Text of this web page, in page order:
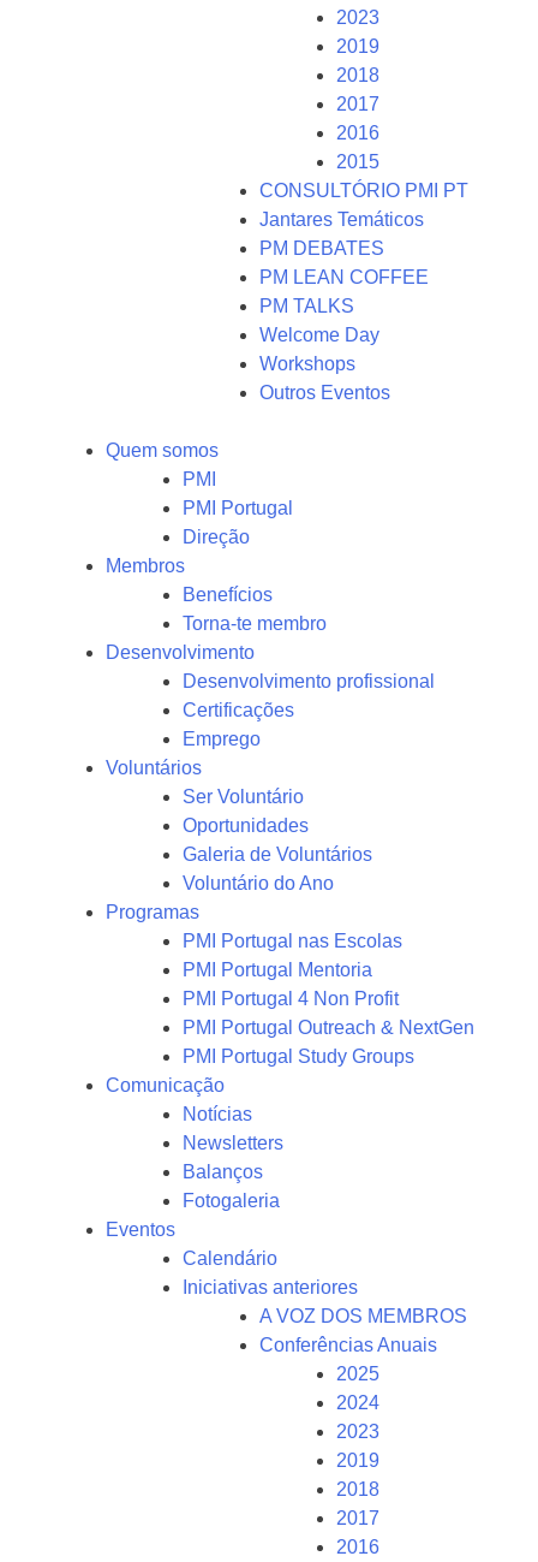
2023
2019
2018
2017
2016
2015
CONSULTÓRIO PMI PT
Jantares Temáticos
PM DEBATES
PM LEAN COFFEE
PM TALKS
Welcome Day
Workshops
Outros Eventos
Quem somos
PMI
PMI Portugal
Direção
Membros
Benefícios
Torna-te membro
Desenvolvimento
Desenvolvimento profissional
Certificações
Emprego
Voluntários
Ser Voluntário
Oportunidades
Galeria de Voluntários
Voluntário do Ano
Programas
PMI Portugal nas Escolas
PMI Portugal Mentoria
PMI Portugal 4 Non Profit
PMI Portugal Outreach & NextGen
PMI Portugal Study Groups
Comunicação
Notícias
Newsletters
Balanços
Fotogaleria
Eventos
Calendário
Iniciativas anteriores
A VOZ DOS MEMBROS
Conferências Anuais
2025
2024
2023
2019
2018
2017
2016